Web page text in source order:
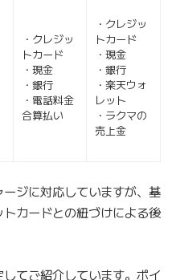
・クレジッ
トカード
・現金
・銀行
・電話料金
合算払い
・クレジッ
トカード
・現金
・銀行
・楽天ウォ
レット
・ラクマの
売上金
ジに対応していますが、基
カードとの紐づけによる後
てご紹介しています。ポイ